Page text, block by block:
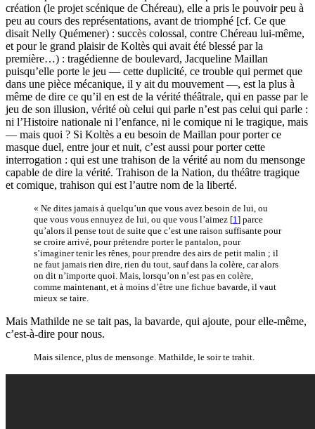
création (le projet scénique de Chéreau), elle a pris le pouvoir peu à
peu au cours des représentations, avant de triomphé [cf. Ce que
disait Nelly Quémener) : succès colossal, contre Chéreau lui-même,
et pour le grand plaisir de Koltès qui avait été blessé par la
première…) : tragédienne de boulevard, Jacqueline Maillan
puisqu’elle porte le jeu — cette duplicité, ce trouble qui permet que
dans une pièce mécanique, il y ait du mouvement —, est la plus à
même de dire ce qu’il en est de la vérité théâtrale, qui en passe par le
jeu de son illusion, vérité où celui qui parle n’est pas celui qui parle :
ni l’Histoire nationale ni l’enfance, ni le comique ni le tragique, mais
— mais quoi ? Si Koltès a eu besoin de Maillan pour porter ce
masque duel, entre jour et nuit, c’est aussi pour porter cette
interrogation : qui est une trahison de la vérité au nom du mensonge
capable de dire la vérité. Trahison de la Nation, du théâtre tragique
et comique, trahison qui est l’autre nom de la liberté.
« Ne dites jamais à quelqu’un que vous avez besoin de lui, ou
que vous vous ennuyez de lui, ou que vous l’aimez [1 ] parce
qu’alors il pense tout de suite que c’est une raison suffisante pour
se croire arrivé, pour prétendre porter le pantalon, pour
s’imaginer tenir les rênes, pour prendre des airs de petit malin ; il
ne faut jamais rien dire, rien du tout, sauf dans la colère, car alors
on dit n’importe quoi. Mais, lorsqu’on n’est pas en colère,
comme maintenant, et à moins d’être une fichue bavarde, il vaut
mieux se taire.
Mais Mathilde ne se tait pas, la bavarde, qui ajoute, pour elle-même,
c’est-à-dire pour nous.
Mais silence, plus de mensonge. Mathilde, le soir te trahit.